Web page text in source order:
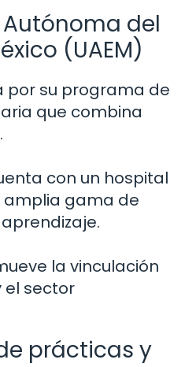
del
(UAEM)
por su programa de
que combina
con un hospital
amplia gama de
la vinculación
el sector
prácticas y